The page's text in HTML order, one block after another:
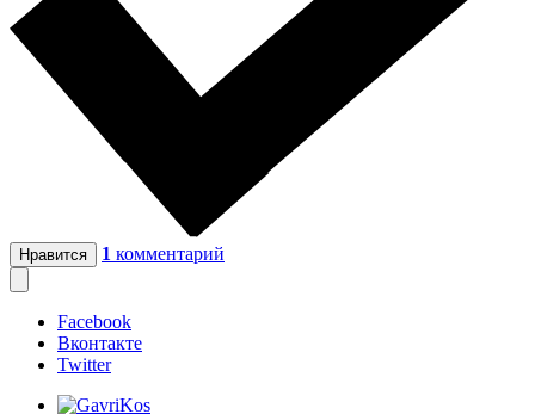
Нравится 1 комментарий
Facebook
Вконтакте
Twitter